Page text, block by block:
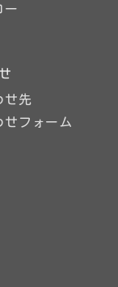
ー
せ先
せフォーム